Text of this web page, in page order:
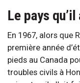
Le pays
En 1967, alors que
première année
pieds au Canada
troubles civils à